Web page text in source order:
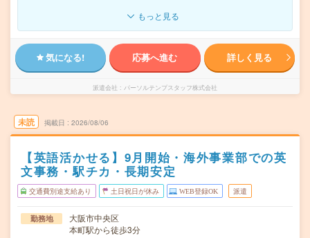
もっと見る
気になる! 応募へ進む 詳しく見る
派遣会社 パーソルテンプスタッフ株式会社
未読 掲載日 2026/08/06
【英語活かせる】9月開始・海外事業部での英
文事務・駅チカ・長期安定
交通費別途支給あり 土日祝日が休み WEB登録OK 派遣
勤務地
大阪市中央区
本町駅から徒歩3分